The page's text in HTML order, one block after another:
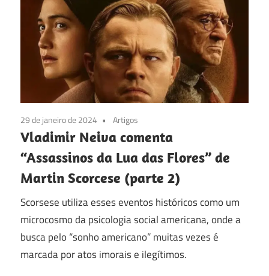
29 de janeiro de 2024 Artigos
Vladimir Neiva comenta
“Assassinos da Lua das Flores” de
Martin Scorcese (parte 2)
Scorsese utiliza esses eventos históricos como um
microcosmo da psicologia social americana, onde a
busca pelo “sonho americano” muitas vezes é
marcada por atos imorais e ilegítimos.